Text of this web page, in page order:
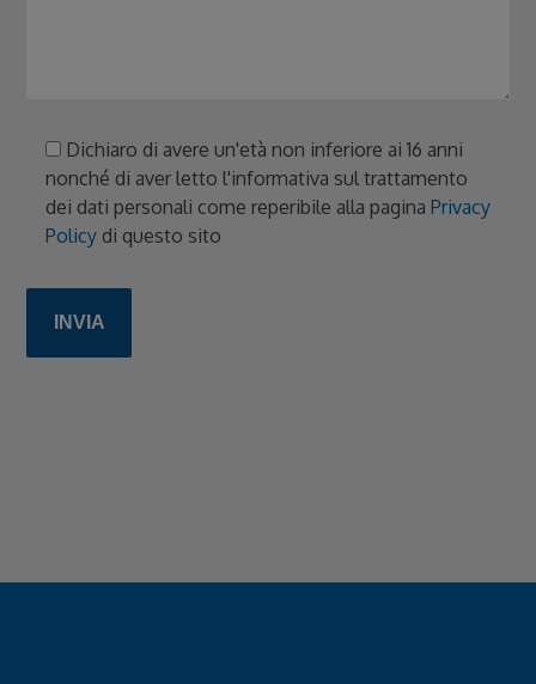
Dichiaro di avere un'età non inferiore ai 16 anni
nonché di aver letto l'informativa sul trattamento
dei dati personali come reperibile alla paginaPrivacy
Policy di questo sito